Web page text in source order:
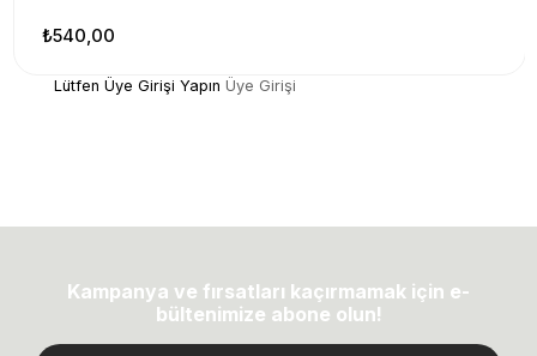
₺540,00
Lütfen Üye Girişi Yapın Üye Girişi
Kampanya ve fırsatları kaçırmamak için e-
bültenimize abone olun!